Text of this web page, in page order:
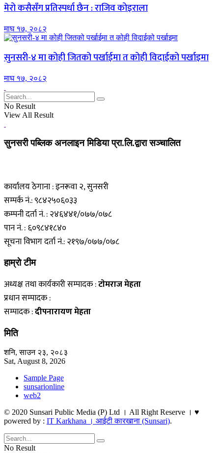
मेरो कसैसँग प्रतिस्पर्धा छैन : राजिव कोइराला
माघ १७, २०८२
सुनसरी-४ मा कोही जितको पर्खाईमा त कोही विदाईको पर्खाइमा
माघ १७, २०८२
No Result
View All Result
सुनसरी पब्लिक अनलाइन मिडिया प्रा.लि.द्वारा सञ्चालित
कार्यालय ठेगाना : इनरूवा २, सुनसरी
सम्पर्क नं.: ९८४२५०६०३३
कम्पनी दर्ता नं. : २४६४४१/०७७/०७८
पान नं. : ६०९८४१८४०
सूचना विभाग दर्ता नं.: २१९७/०७७/०७८
हाम्राे टीम
अध्यक्ष तथा कार्यकारी सम्पादक :टाेमराज मेहता
प्रधान सम्पादक :
सम्पादक :दीपनारायण मेहता
मिति
शनि, साउन २३, २०८३
Sat, August 8, 2026
Sample Page
sunsarionline
web2
© 2020 Sunsari Public Media (P) Ltd । All Right Reserve । ♥
powered by : IT Karkhana । आईटी कारखाना (Sunsari).
No Result